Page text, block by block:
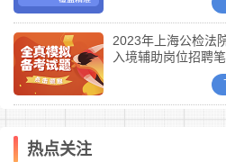
2023年上海公检法
入境辅助岗位招聘
热点关注